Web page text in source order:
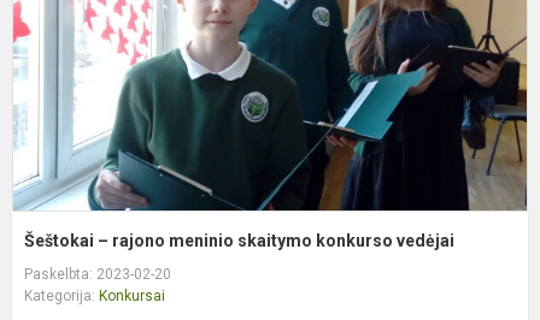
Šeštokai – rajono meninio skaitymo konkurso vedėjai
Paskelbta: 2023-02-20
Kategorija: Konkursai